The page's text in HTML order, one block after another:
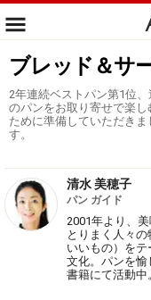
ブレッド＆サ
2年連続ベストパン第1位
のパンをお取り寄せで楽
ために準備していただき
す。
清水 美穂子
パン ガイド
2001年より、
とりまく人々
いいもの）を
文化。パンを愉
書籍にて活動中